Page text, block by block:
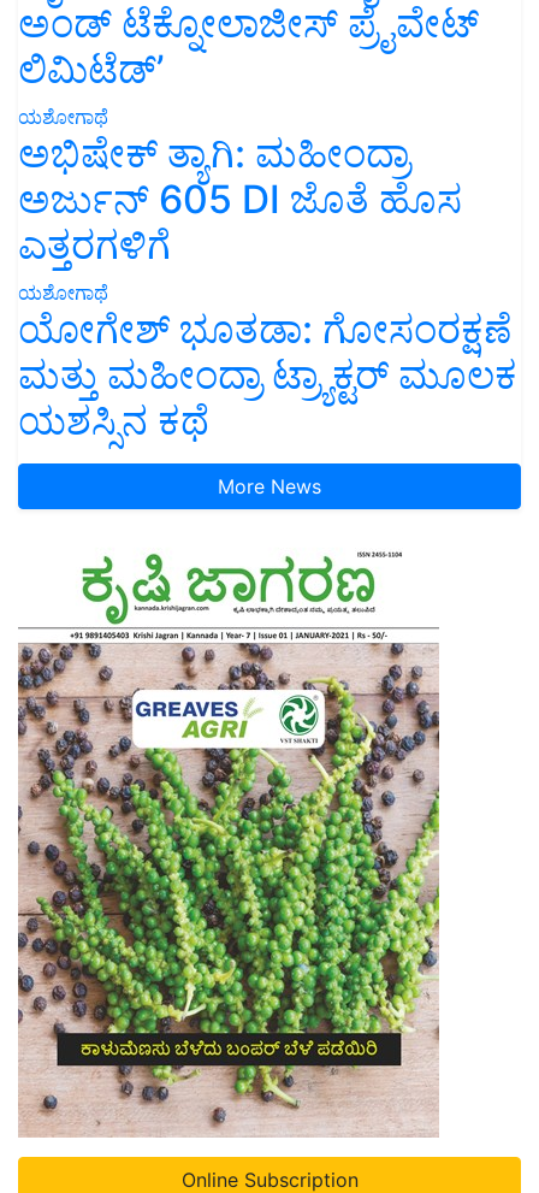
ಅಂಡ್ ಟೆಕ್ನೋಲಾಜೀಸ್ ಪ್ರೈವೇಟ್
ಲಿಮಿಟೆಡ್’
ಯಶೋಗಾಥೆ
ಅಭಿಷೇಕ್ ತ್ಯಾಗಿ: ಮಹೀಂದ್ರಾ
ಅರ್ಜುನ್ 605 DI ಜೊತೆ ಹೊಸ
ಎತ್ತರಗಳಿಗೆ
ಯಶೋಗಾಥೆ
ಯೋಗೇಶ್ ಭೂತಡಾ: ಗೋಸಂರಕ್ಷಣೆ
ಮತ್ತು ಮಹೀಂದ್ರಾ ಟ್ರ್ಯಾಕ್ಟರ್ ಮೂಲಕ
ಯಶಸ್ಸಿನ ಕಥೆ
More News
Online Subscription